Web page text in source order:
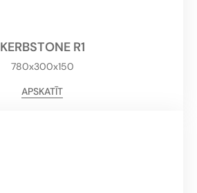
KERBSTONE R1
780x300x150
APSKATĪT